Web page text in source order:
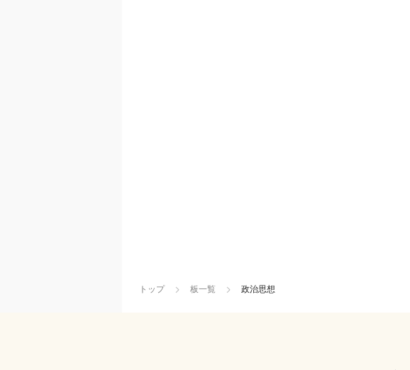
トップ 板一覧 政治思想